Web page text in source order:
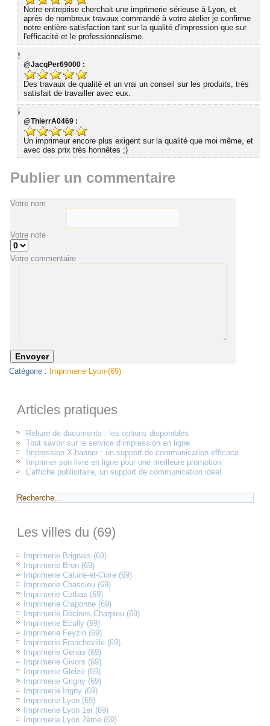
Notre entreprise cherchait une imprimerie sérieuse à Lyon, et
après de nombreux travaux commandé à votre atelier je confirme
notre entière satisfaction tant sur la qualité d'impression que sur
l'efficacité et le professionnalisme.
@JacqPer69000 :
Des travaux de qualité et un vrai un conseil sur les produits, très
satisfait de travailler avec eux.
@ThierrA0469 :
Un imprimeur encore plus exigent sur la qualité que moi même, et
avec des prix très honnêtes ;)
Publier un commentaire
Votre nom
Votre note
Votre commentaire
Catégorie : Imprimerie Lyon-(69)
Articles pratiques
Reliure de documents : les options disponibles
Tout savoir sur le service d’impression en ligne
Impression X-banner : un support de communication efficace
Imprimer son livre en ligne pour une meilleure promotion
L’affiche publicitaire, un support de communication idéal
Les villes du (69)
Imprimerie Brignais (69)
Imprimerie Bron (69)
Imprimerie Caluire-et-Cuire (69)
Imprimerie Chassieu (69)
Imprimerie Corbas (69)
Imprimerie Craponne (69)
Imprimerie Décines-Charpieu (69)
Imprimerie Écully (69)
Imprimerie Feyzin (69)
Imprimerie Francheville (69)
Imprimerie Genas (69)
Imprimerie Givors (69)
Imprimerie Gleizé (69)
Imprimerie Grigny (69)
Imprimerie Irigny (69)
Imprimerie Lyon (69)
Imprimerie Lyon 1er (69)
Imprimerie Lyon 2ème (69)